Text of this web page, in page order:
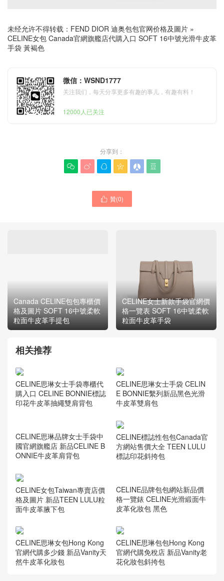
未经允许不得转载： FEND DIOR 迪奥包包官网价格及圖片 »
CELINE女包 Canada官網旗艦店代購入口 SOFT 16中號光滑牛皮革
手袋 黃褐色
微信：WSND1777
关注我们，每天分享更多有趣的事儿，有趣有料！
12000人已关注
分享到：
     
 贊(0)
Canada CELINE包包專櫃價
格及圖片 SOFT 16中號柔軟
粒面牛皮革手提包
CELINE女士新款手袋官網價
格一覽表 SOFT 16中號柔軟
粒面牛皮革手袋
相关推荐
CELINE思琳女士手袋專櫃代
購入口 CELINE BONNIE標誌
印花牛皮革抽繩雙肩背包
CELINE思琳女士手袋 CELIN
E BONNIE繫列新品黑色光滑
牛皮革雙肩包
國官網旗艦店 新品CELINE B
ONNIE牛皮革肩背包
CELINE標誌性包包Canada官
方網站售價大全 TEEN LULU
標誌印花斜挎包